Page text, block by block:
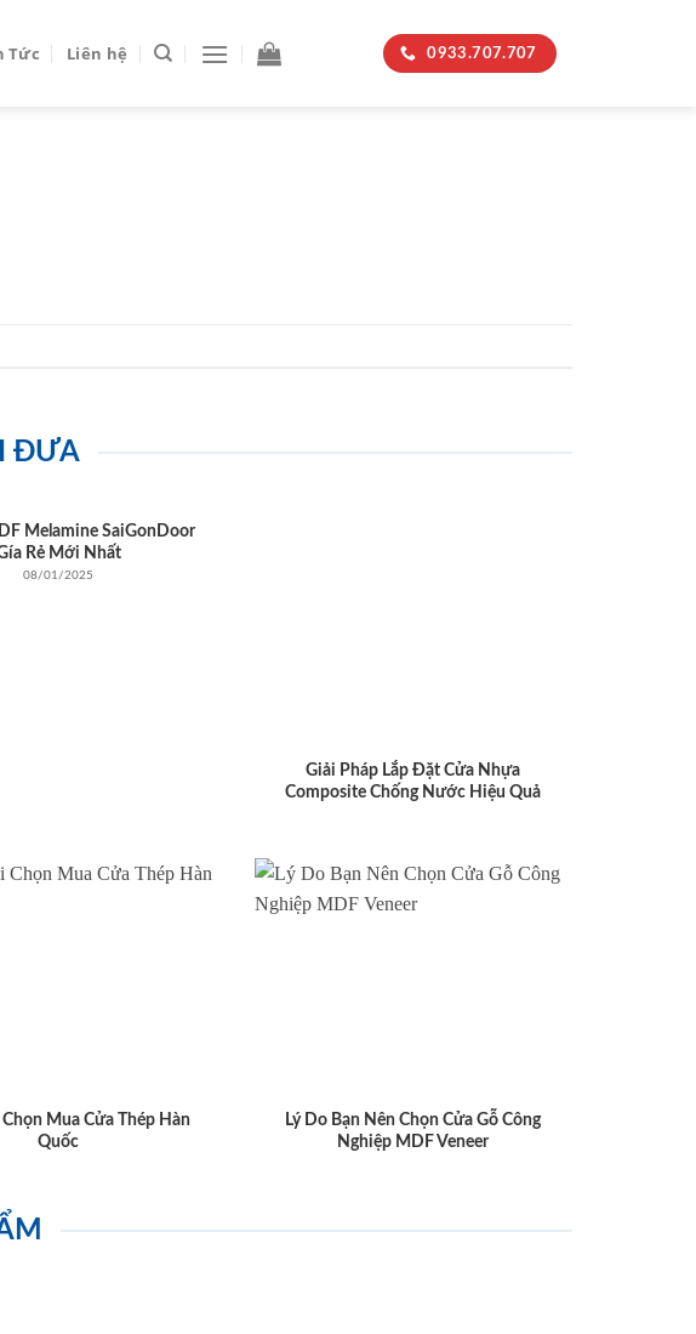
Tức Liên hệ 0933.707.707
ĐƯA
Melamine SaiGonDoor
Rẻ Mới Nhất
08/01/2025
Giải Pháp Lắp Đặt Cửa Nhựa
Composite Chống Nước Hiệu Quả
Chọn Mua Cửa Thép Hàn
Quốc
Lý Do Bạn Nên Chọn Cửa Gỗ Công
Nghiệp MDF Veneer